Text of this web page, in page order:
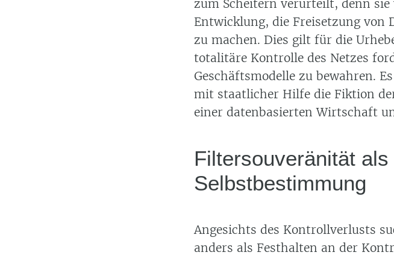
zum Scheitern verurteilt, denn
Entwicklung, die Freisetzung
zu machen. Dies gilt für die
totalitäre Kontrolle des Netzes
Geschäftsmodelle zu bewahren.
mit staatlicher Hilfe die Fiktion
einer datenbasierten Wirtschaft
Filtersouveränität
Selbstbestimmung
Angesichts des Kontrollverlusts
anders als Festhalten an der